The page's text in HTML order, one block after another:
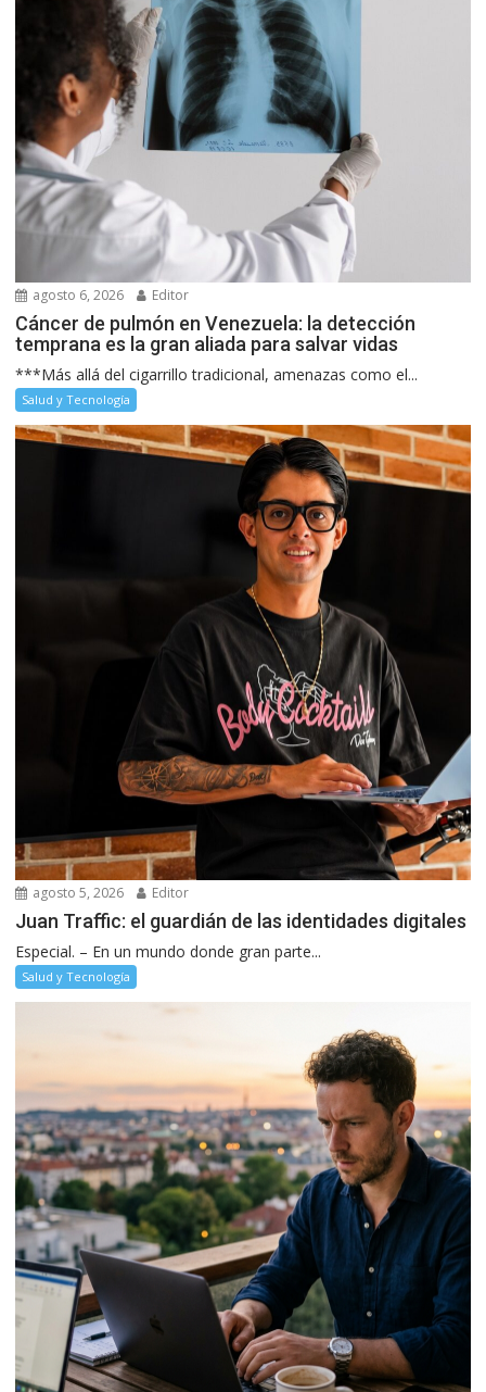
agosto 6, 2026 Editor
Cáncer de pulmón en Venezuela: la detección
temprana es la gran aliada para salvar vidas
***Más allá del cigarrillo tradicional, amenazas como el...
Salud y Tecnología
agosto 5, 2026 Editor
Juan Traffic: el guardián de las identidades digitales
Especial. – En un mundo donde gran parte...
Salud y Tecnología